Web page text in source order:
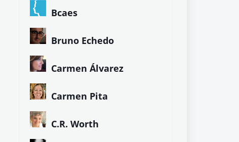
Bcaes
Bruno Echedo
Carmen Álvarez
Carmen Pita
C.R. Worth